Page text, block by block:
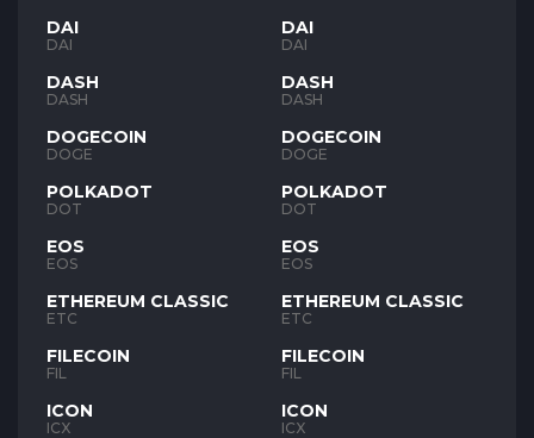
DAI
DAI
DASH
DASH
DOGECOIN
DOGE
POLKADOT
DOT
EOS
EOS
ETHEREUM CLASSIC
ETC
FILECOIN
FIL
ICON
ICX
DAI
DAI
DASH
DASH
DOGECOIN
DOGE
POLKADOT
DOT
EOS
EOS
ETHEREUM CLASSIC
ETC
FILECOIN
FIL
ICON
ICX